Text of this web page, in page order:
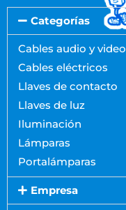
Categorías
Cables audio y video
Cables eléctricos
Llaves de contacto
Llaves de luz
Iluminación
Lámparas
Portalámparas
Empresa